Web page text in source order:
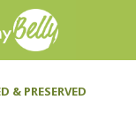
& PRESERVED